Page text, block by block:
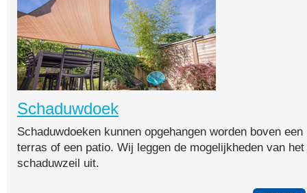
Schaduwdoek
Schaduwdoeken kunnen opgehangen worden boven een
terras of een patio. Wij leggen de mogelijkheden van het
schaduwzeil uit.